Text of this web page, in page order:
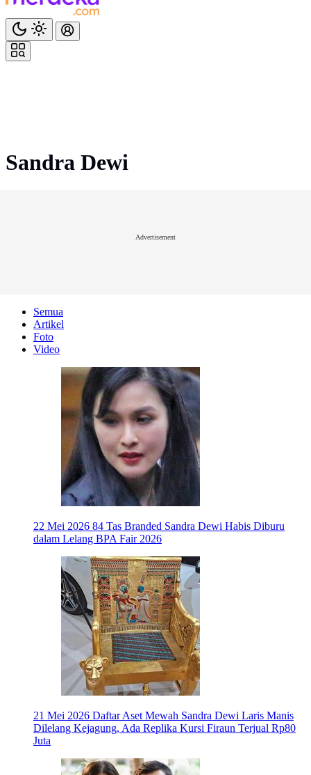
Sandra Dewi
Advertisement
Semua
Artikel
Foto
Video
22 Mei 2026 84 Tas Branded Sandra Dewi Habis Diburu
dalam Lelang BPA Fair 2026
21 Mei 2026 Daftar Aset Mewah Sandra Dewi Laris Manis
Dilelang Kejagung, Ada Replika Kursi Firaun Terjual Rp80
Juta